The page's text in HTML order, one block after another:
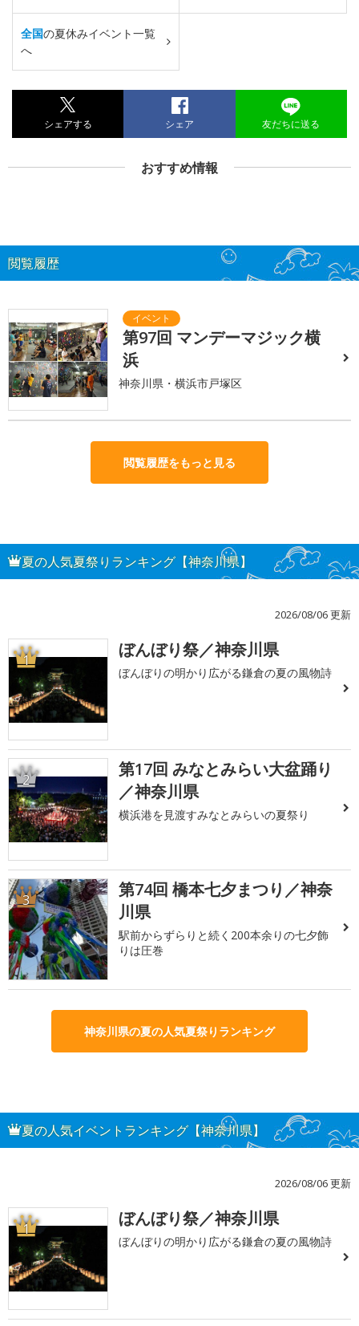
全国の夏休みイベント一覧
へ
シェアする シェア 友だちに送る
おすすめ情報
閲覧履歴
第97回 マンデーマジック横
浜
神奈川県・横浜市戸塚区
閲覧履歴をもっと見る
夏の人気夏祭りランキング【神奈川県】
2026/08/06 更新
1 ぼんぼり祭／神奈川県
ぼんぼりの明かり広がる鎌倉の夏の風物詩
2
第17回 みなとみらい大盆踊り
／神奈川県
横浜港を見渡すみなとみらいの夏祭り
3
第74回 橋本七夕まつり／神奈
川県
駅前からずらりと続く200本余りの七夕飾
りは圧巻
神奈川県の夏の人気夏祭りランキング
夏の人気イベントランキング【神奈川県】
2026/08/06 更新
1 ぼんぼり祭／神奈川県
ぼんぼりの明かり広がる鎌倉の夏の風物詩